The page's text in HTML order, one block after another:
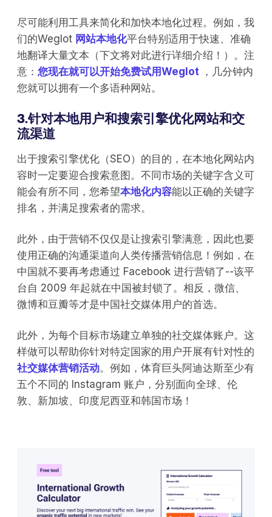
尽可能利用工具来简化和加快本地化过程。例如，我
们的Weglot 网站本地化平台特别适用于快速、准确
地翻译大量文本（下文将对此进行详细介绍！）。注
意： 您现在就可以开始免费试用Weglot ，几分钟内
您就可以拥有一个多语种网站。
3.针对本地用户和搜索引擎优化网站和交
流渠道
出于搜索引擎优化（SEO）的目的，在本地化网站内
容时一定要迎合搜索意图。不同市场的关键字含义可
能会有所不同，您希望本地化内容能以正确的关键字
排名，并满足搜索者的需求。
此外，由于营销不仅仅是让搜索引擎满意，因此也要
使用正确的沟通渠道向人类传播营销信息！例如，在
中国就不要再考虑通过 Facebook 进行营销了--该平
台自 2009 年起就在中国被封锁了。相反，微信、
微博和豆瓣等才是中国社交媒体用户的首选。
此外，为每个目标市场建立单独的社交媒体账户。这
样做可以帮助你针对特定国家的用户开展有针对性的
社交媒体营销活动。例如，体育巨头阿迪达斯至少有
五个不同的 Instagram 账户，分别面向全球、伦
敦、新加坡、印度尼西亚和韩国市场！